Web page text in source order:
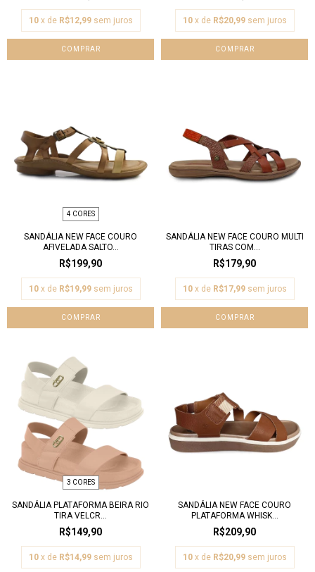
10 x de R$12,99 sem juros
COMPRAR
10 x de R$20,99 sem juros
COMPRAR
4 CORES
SANDÁLIA NEW FACE COURO
AFIVELADA SALTO...
R$199,90
10 x de R$19,99 sem juros
COMPRAR
SANDÁLIA NEW FACE COURO MULTI
TIRAS COM...
R$179,90
10 x de R$17,99 sem juros
COMPRAR
3 CORES
SANDÁLIA PLATAFORMA BEIRA RIO
TIRA VELCR...
R$149,90
10 x de R$14,99 sem juros
SANDÁLIA NEW FACE COURO
PLATAFORMA WHISK...
R$209,90
10 x de R$20,99 sem juros